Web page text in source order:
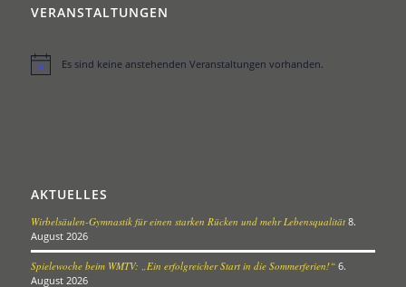
VERANSTALTUNGEN
HinweisEs sind keine anstehenden Veranstaltungen vorhanden.
AKTUELLES
Wirbelsäulen-Gymnastik für einen starken Rücken und mehr Lebensqualität 8.
August 2026
Spielewoche beim WMTV: „Ein erfolgreicher Start in die Sommerferien!“ 6.
August 2026